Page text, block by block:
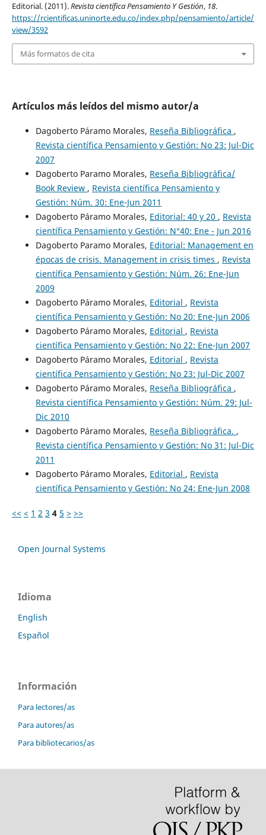
Editorial. (2011).Revista científica Pensamiento Y Gestión, 18.
https://rcientificas.uninorte.edu.co/index.php/pensamiento/article/
view/3592
Más formatos de cita
Artículos más leídos del mismo autor/a
Dagoberto Páramo Morales, Reseña Bibliográfica ,
Revista científica Pensamiento y Gestión: No 23: Jul-Dic
2007
Dagoberto Paramo Morales, Reseña Bibliográfica/
Book Review , Revista científica Pensamiento y
Gestión: Núm. 30: Ene-Jun 2011
Dagoberto Páramo Morales, Editorial: 40 y 20 , Revista
científica Pensamiento y Gestión: N°40: Ene - Jun 2016
Dagoberto Paramo Morales, Editorial: Management en
épocas de crisis. Management in crisis times , Revista
científica Pensamiento y Gestión: Núm. 26: Ene-Jun
2009
Dagoberto Páramo Morales, Editorial , Revista
científica Pensamiento y Gestión: No 20: Ene-Jun 2006
Dagoberto Páramo Morales, Editorial , Revista
científica Pensamiento y Gestión: No 22: Ene-Jun 2007
Dagoberto Páramo Morales, Editorial , Revista
científica Pensamiento y Gestión: No 23: Jul-Dic 2007
Dagoberto Páramo Morales, Reseña Bibliográfica ,
Revista científica Pensamiento y Gestión: Núm. 29: Jul-
Dic 2010
Dagoberto Páramo Morales, Reseña Bibliográfica. ,
Revista científica Pensamiento y Gestión: No 31: Jul-Dic
2011
Dagoberto Páramo Morales, Editorial , Revista
científica Pensamiento y Gestión: No 24: Ene-Jun 2008
<< < 1 2 3 4 5 > >>
Open Journal Systems
Idioma
English
Español
Información
Para lectores/as
Para autores/as
Para bibliotecarios/as